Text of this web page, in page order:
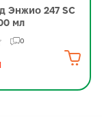
Энжио 247 SC
мл
0